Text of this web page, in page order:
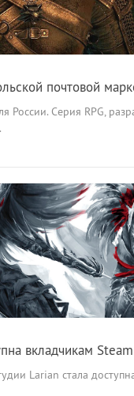
почтовой
Серия RPG,
вкладчикам
Larian стала